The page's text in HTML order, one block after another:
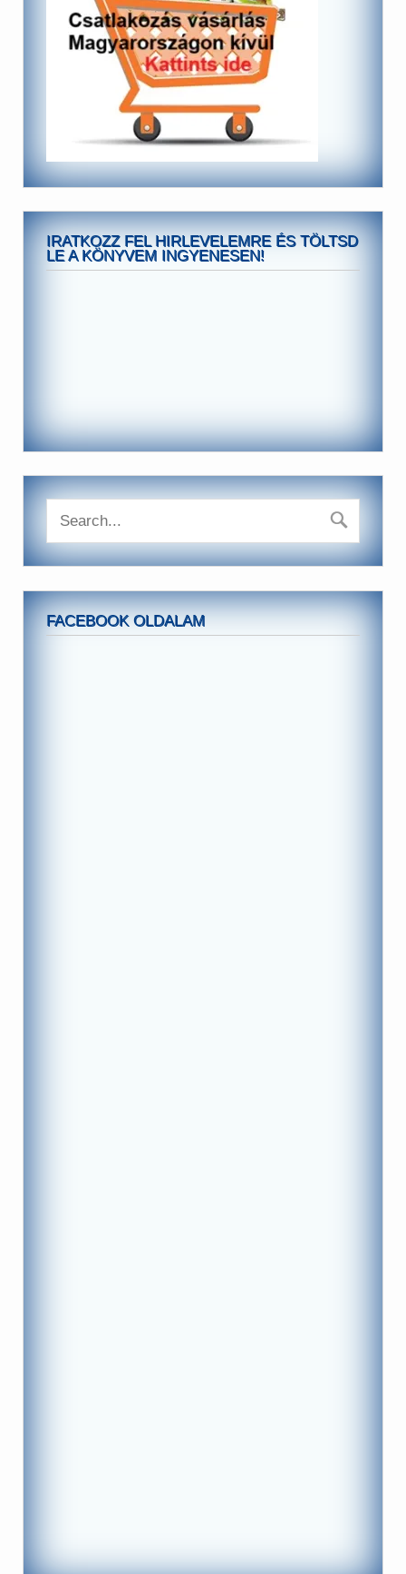
IRATKOZZ FEL HIRLEVELEMRE ÉS TÖLTSD
LE A KÖNYVEM INGYENESEN!
FACEBOOK OLDALAM